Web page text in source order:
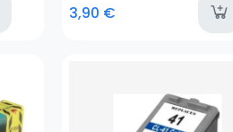
available
3,90 €